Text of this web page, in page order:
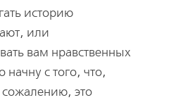
историю
или
вам нравственных
с того, что,
это